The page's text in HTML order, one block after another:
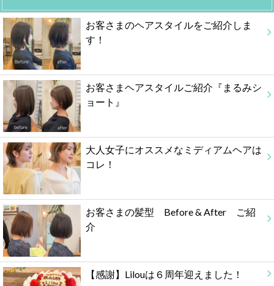
お客さまのヘアスタイルをご紹介しま
す！
お客さまヘアスタイルご紹介『まるみシ
ョート』
大人女子にオススメなミディアムヘアは
コレ！
お客さまの髪型 Before & After ご紹
介
【感謝】Lilouは６周年迎えました！